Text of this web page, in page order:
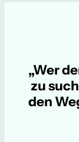
„Wer
zu
den